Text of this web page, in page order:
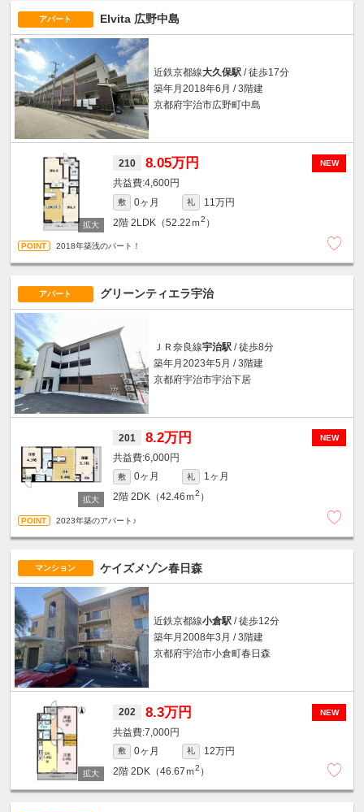
アパート Elvita 広野中島
近鉄京都線大久保駅/ 徒歩17分
築年月2018年6月 / 3階建
京都府宇治市広野町中島
NEW
210 8.05万円
4,600円
敷 0ヶ月 礼
11万円
2階 2LDK（52.22ｍ2 ）
2018年築浅のパート！
アパート グリーンティエラ宇治
ＪＲ奈良線宇治駅/ 徒歩8分
築年月2023年5月 / 3階建
京都府宇治市宇治下居
NEW
201 8.2万円
6,000円
敷 0ヶ月 礼
1ヶ月
2階 2DK（42.46ｍ2 ）
2023年築のアパート♪
マンション ケイズメゾン春日森
近鉄京都線小倉駅/ 徒歩12分
築年月2008年3月 / 3階建
京都府宇治市小倉町春日森
NEW
202 8.3万円
7,000円
敷 0ヶ月 礼
12万円
2階 2DK（46.67ｍ2 ）